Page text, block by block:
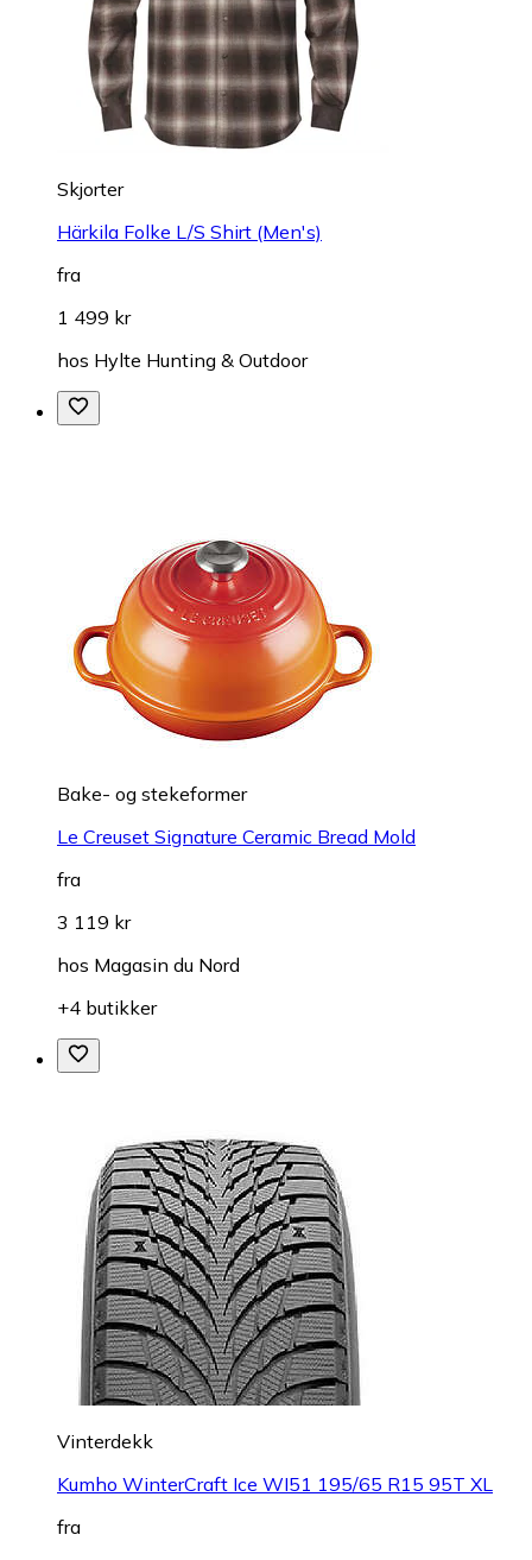
Skjorter
Härkila Folke L/S Shirt (Men's)
fra
1 499 kr
hos Hylte Hunting & Outdoor
Bake- og stekeformer
Le Creuset Signature Ceramic Bread Mold
fra
3 119 kr
hos Magasin du Nord
+4 butikker
Vinterdekk
Kumho WinterCraft Ice WI51 195/65 R15 95T XL
fra